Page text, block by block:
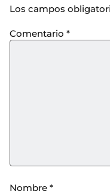
Los campos
Comentario *
Nombre *